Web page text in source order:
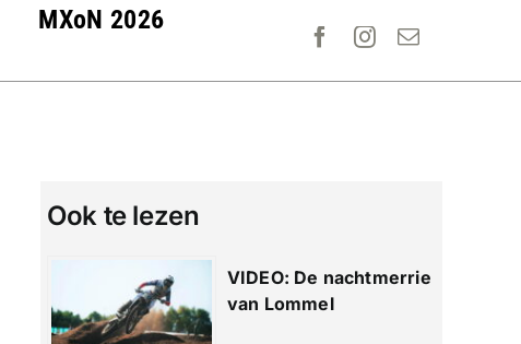
MXoN 2026
Ook te lezen
VIDEO: De nachtmerrie
van Lommel